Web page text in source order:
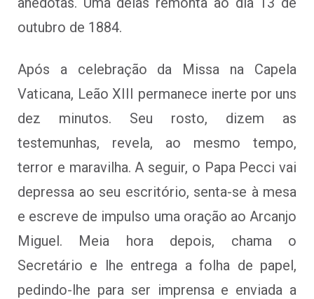
outubro de 1884.
Após a celebração da Missa na Capela
Vaticana, Leão XIII permanece inerte por uns
dez minutos. Seu rosto, dizem as
testemunhas, revela, ao mesmo tempo,
terror e maravilha. A seguir, o Papa Pecci vai
depressa ao seu escritório, senta-se à mesa
e escreve de impulso uma oração ao Arcanjo
Miguel. Meia hora depois, chama o
Secretário e lhe entrega a folha de papel,
pedindo-lhe para ser imprensa e enviada a